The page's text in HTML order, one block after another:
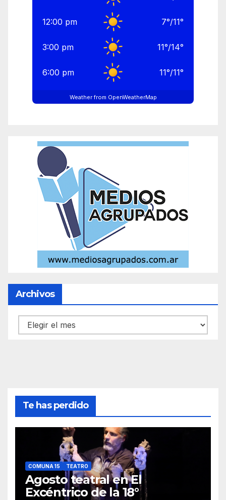
12:00 pm 7°/11°
3:00 pm 11°/14°
6:00 pm 11°/11°
Weather from OpenWeatherMap
Archivos
Archivos
Te has perdido
COMUNA 15 TEATRO
Agosto teatral en El
Excéntrico de la 18°